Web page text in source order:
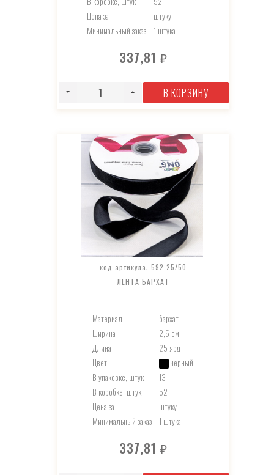
Цена за
штуку
Минимальный заказ
1 штука
337,81 ₽
В КОРЗИНУ
код артикула: 592-25/50
ЛЕНТА БАРХАТ
Материал
бархат
Ширина
2,5 см
Длина
25 ярд
Цвет
черный
В упаковке, штук
13
В коробке, штук
52
Цена за
штуку
Минимальный заказ
1 штука
337,81 ₽